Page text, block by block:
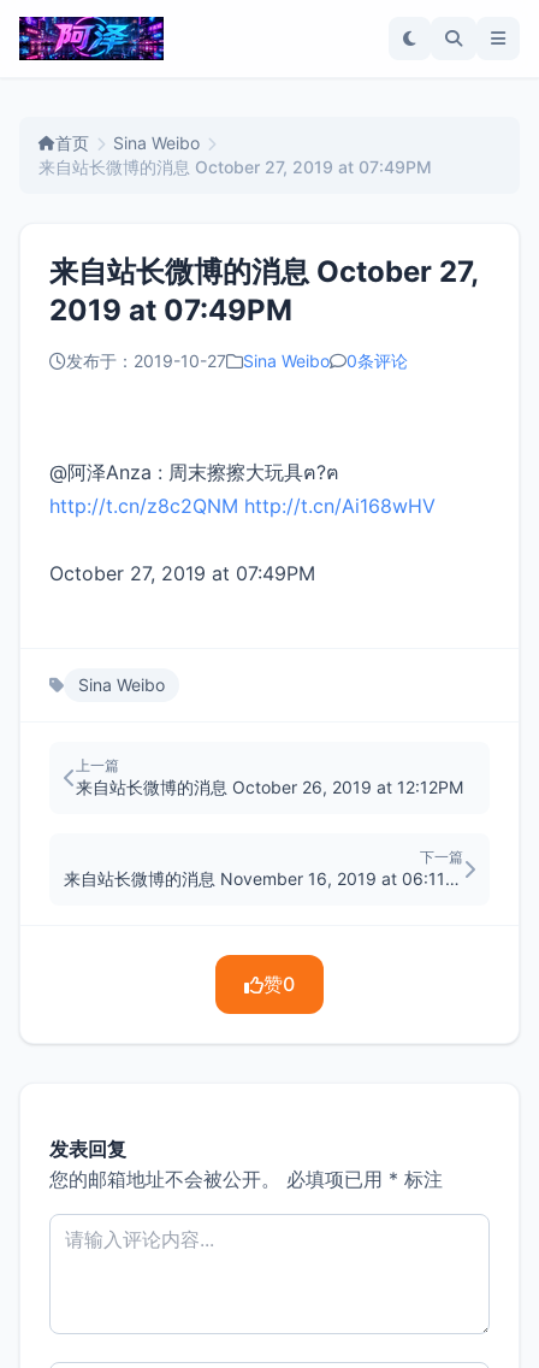
首页
Sina Weibo
来自站长微博的消息 October 27, 2019 at 07:49PM
来自站长微博的消息 October 27,
2019 at 07:49PM
发布于：2019-10-27 Sina Weibo 0条评论
@阿泽Anza : 周末擦擦大玩具ฅ?ฅ
http://t.cn/z8c2QNM http://t.cn/Ai168wHV
October 27, 2019 at 07:49PM
Sina Weibo
上一篇
来自站长微博的消息 October 26, 2019 at 12:12PM
下一篇
来自站长微博的消息 November 16, 2019 at 06:11PM
赞0
发表回复
您的邮箱地址不会被公开。
必填项已用 * 标注